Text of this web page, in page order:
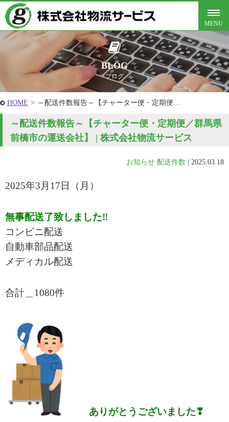
BLOG
ブログ
HOME > ～配送件数報告～【チャーター便・定期便…
～配送件数報告～【チャーター便・定期便／群馬県
前橋市の運送会社】 | 株式会社物流サービス
お知らせ 配送件数 2025.03.18
2025年3 月17 日 （月 ）
無事配送了致しました‼
コンビニ配送
自動車部品配送
メディカル配送
合計＿1080件
ありがとうございました❣